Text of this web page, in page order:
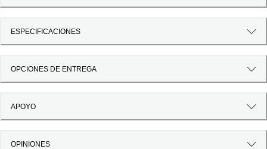
ESPECIFICACIONES
OPCIONES DE ENTREGA
APOYO
OPINIONES